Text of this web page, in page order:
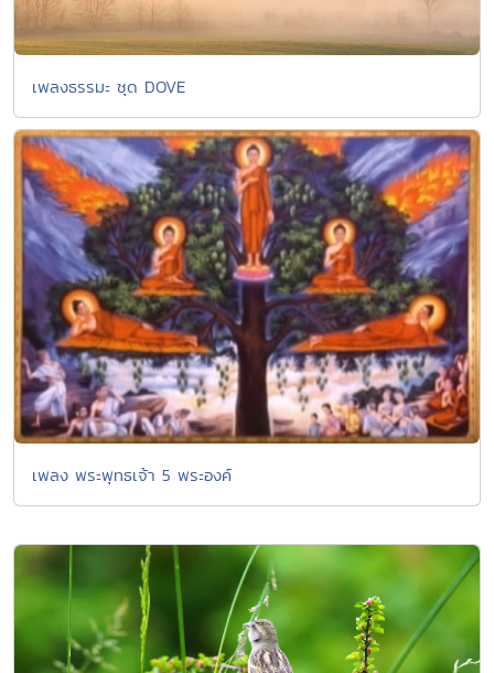
เพลงธรรมะ ชุด DOVE
เพลง พระพุทธเจ้า 5 พระองค์